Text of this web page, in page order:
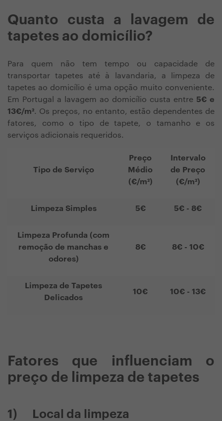
Quanto custa a lavagem de
tapetes ao domicílio?
Para quem não tem tempo ou capacidade de
transportar tapetes até à lavandaria, a limpeza de
tapetes ao domicílio é uma opção muito conveniente.
Em Portugal a lavagem ao domicílio custa entre 5€ e
13€/m². Os preços, no entanto, estão dependentes de
fatores, como o tipo de tapete, o tamanho e os
serviços adicionais requeridos.
Tipo de Serviço
Preço
Médio
(€/m²)
Intervalo
de Preço
(€/m²)
Limpeza Simples 5€ 5€ - 8€
Limpeza Profunda (com
remoção de manchas e
odores)
8€ 8€ - 10€
Limpeza de Tapetes
Delicados
10€ 10€ - 13€
Fatores que influenciam o
preço de limpeza de tapetes
1) Local da limpeza